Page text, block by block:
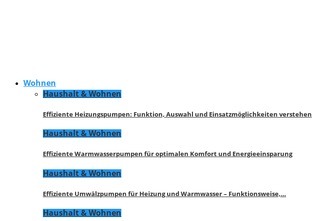
Wohnen
Haushalt & Wohnen
Effiziente Heizungspumpen: Funktion, Auswahl und Einsatzmöglichkeiten verstehen
Haushalt & Wohnen
Effiziente Warmwasserpumpen für optimalen Komfort und Energieeinsparung
Haushalt & Wohnen
Effiziente Umwälzpumpen für Heizung und Warmwasser – Funktionsweise,…
Haushalt & Wohnen